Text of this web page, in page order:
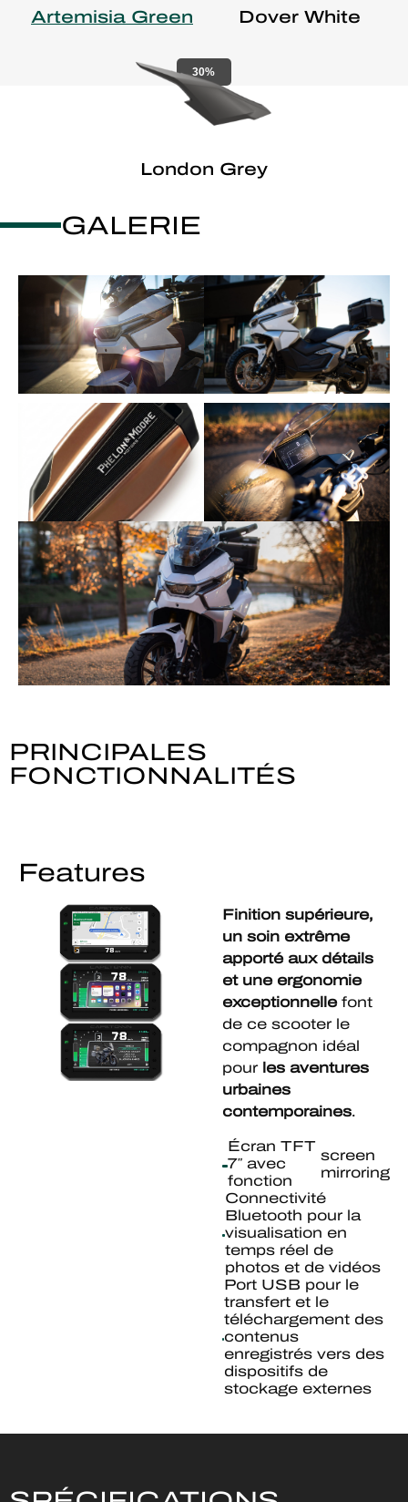
30%
Artemisia Green Dover White
London Grey
GALERIE
PRINCIPALES
FONCTIONNALITÉS
Features
Finition supérieure,
un soin extrême
apporté aux détails
et une ergonomie
exceptionnellefont
de ce scooter le
compagnon idéal
pour les aventures
urbaines
contemporaines.
Écran TFT
7″ avec
fonction
screen
mirroring
Connectivité
Bluetooth pour la
visualisation en
temps réel de
photos et de vidéos
Port USB pour le
transfert et le
téléchargement des
contenus
enregistrés vers des
dispositifs de
stockage externes